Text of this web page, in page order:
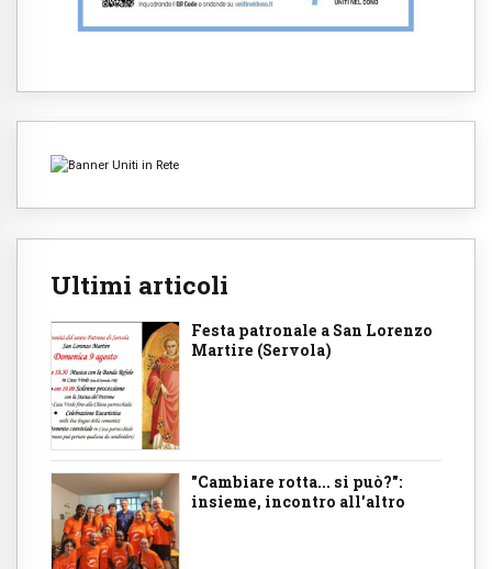
Ultimi articoli
Festa patronale a San Lorenzo
Martire (Servola)
"Cambiare rotta... si può?":
insieme, incontro all'altro